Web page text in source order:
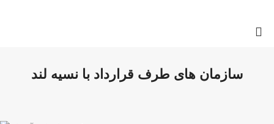
سازمان های طرف قرارداد با نسیه لند